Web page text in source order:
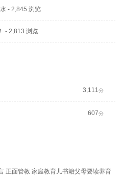
- 2,845 浏览
- 2,813 浏览
3,111分
607分
正面管教 家庭教育儿书籍父母要读养育